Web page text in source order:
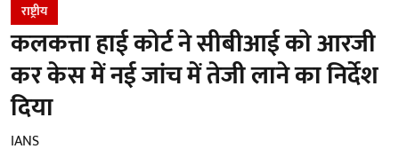
राष्ट्रीय
कलकत्ता हाई कोर्ट ने सीबीआई को आरजी
कर केस में नई जांच में तेजी लाने का निर्देश
दिया
IANS